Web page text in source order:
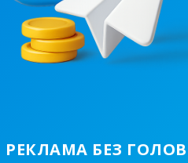
РЕКЛАМА БЕЗ